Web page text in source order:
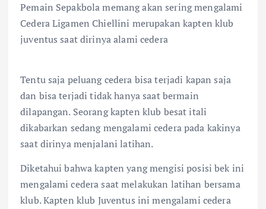
Pemain Sepakbola memang akan sering mengalami
Cedera Ligamen Chiellini merupakan kapten klub
juventus saat dirinya alami cedera
Tentu saja peluang cedera bisa terjadi kapan saja
dan bisa terjadi tidak hanya saat bermain
dilapangan. Seorang kapten klub besat itali
dikabarkan sedang mengalami cedera pada kakinya
saat dirinya menjalani latihan.
Diketahui bahwa kapten yang mengisi posisi bek ini
mengalami cedera saat melakukan latihan bersama
klub. Kapten klub Juventus ini mengalami cedera